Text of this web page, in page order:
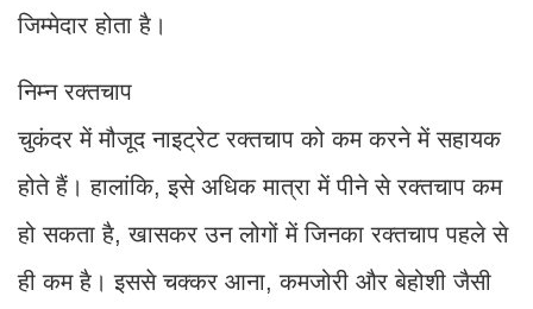
जिम्मेदार होता है।
निम्न रक्तचाप
चुकंदर में मौजूद नाइट्रेट रक्तचाप को कम करने में सहायक
होते हैं। हालांकि, इसे अधिक मात्रा में पीने से रक्तचाप कम
हो सकता है, खासकर उन लोगों में जिनका रक्तचाप पहले से
ही कम है। इससे चक्कर आना, कमजोरी और बेहोशी जैसी